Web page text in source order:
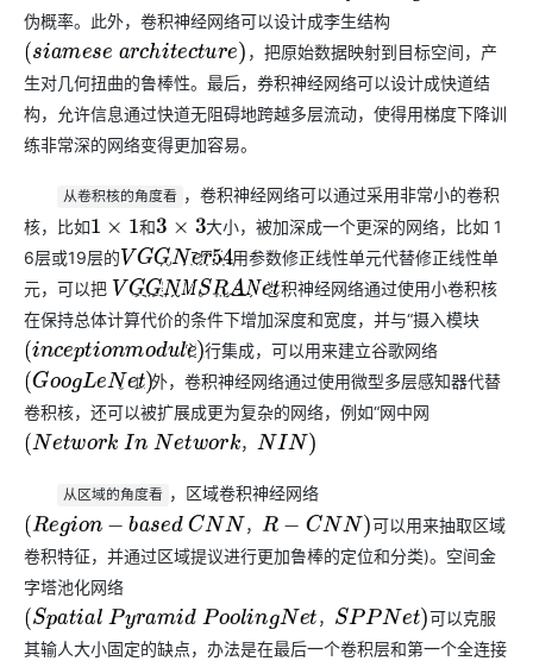
伪概率。此外，卷积神经网络可以设计成李生结构
(siamese ar chitecture)
，把原始数据映射到目标空间，产
生对几何扭曲的鲁棒性。最后，券积神经网络可以设计成快道结
构，允许信息通过快道无阻碍地跨越多层流动，使得用梯度下降训
练非常深的网络变得更加容易。
从卷积核的角度看 ，卷积神经网络可以通过采用非常小的卷积
核，比如1×1 和3 ×3
大小，被加深成一个更深的网络，比如 1
6层或19层的VGGNer54
)。如果采用参数修正线性单元代替修正线性单
元，可以把 VGGNet
发展成MSRANet
。而且，卷积神经网络通过使用小卷积核
在保持总体计算代价的条件下增加深度和宽度，并与“摄入模块
(inceptionmodule)
”进行集成，可以用来建立谷歌网络
(GoogLeNet)
。此外，卷积神经网络通过使用微型多层感知器代替
卷积核，还可以被扩展成更为复杂的网络，例如“网中网
，
(Network In Net work，NIN)
从区域的角度看 ，区域卷积神经网络
，
(Region−b as ed CNN ，R−CNN )
可以用来抽取区域
卷积特征，并通过区域提议进行更加鲁棒的定位和分类)。空间金
字塔池化网络
，
(Spatial Py ramid PoolingNet，SPPNet)
可以克服
其输人大小固定的缺点，办法是在最后一个卷积层和第一个全连接